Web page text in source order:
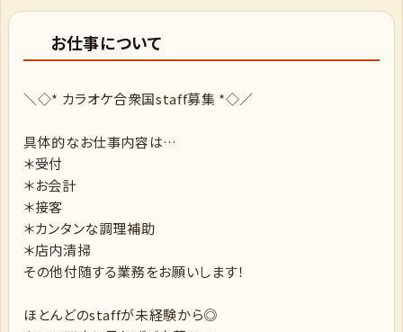
お仕事について
＼◇* カラオケ合衆国staff募集 *◇／
具体的なお仕事内容は…
＊受付
＊お会計
＊接客
＊カンタンな調理補助
＊店内清掃
その他付随する業務をお願いします！
ほとんどのstaffが未経験から◎